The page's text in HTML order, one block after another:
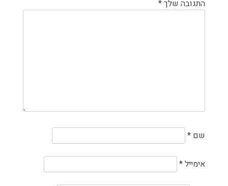
התגובה שלך*
שם *
אימייל*